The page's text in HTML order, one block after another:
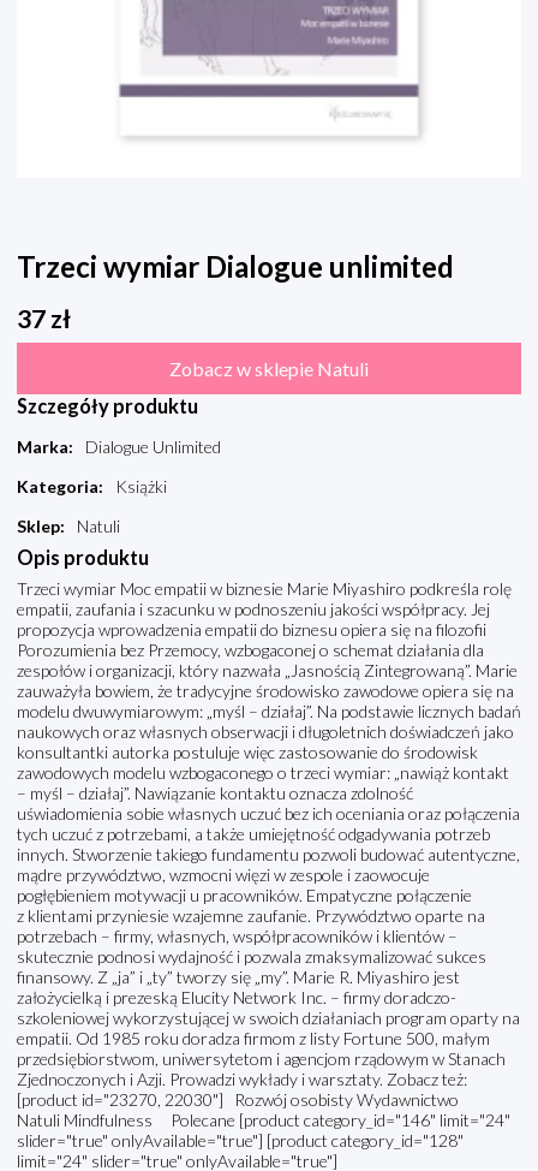
Trzeci wymiar Dialogue unlimited
37 zł
Zobacz w sklepie Natuli
Szczegóły produktu
Marka:
Dialogue Unlimited
Kategoria:
Książki
Sklep: Natuli
Opis produktu
Trzeci wymiar Moc empatii w biznesie Marie Miyashiro podkreśla rolę
empatii, zaufania i szacunku w podnoszeniu jakości współpracy. Jej
propozycja wprowadzenia empatii do biznesu opiera się na filozofii
Porozumienia bez Przemocy, wzbogaconej o schemat działania dla
zespołów i organizacji, który nazwała „Jasnością Zintegrowaną”. Marie
zauważyła bowiem, że tradycyjne środowisko zawodowe opiera się na
modelu dwuwymiarowym: „myśl – działaj”. Na podstawie licznych badań
naukowych oraz własnych obserwacji i długoletnich doświadczeń jako
konsultantki autorka postuluje więc zastosowanie do środowisk
zawodowych modelu wzbogaconego o trzeci wymiar: „nawiąż kontakt
– myśl – działaj”. Nawiązanie kontaktu oznacza zdolność
uświadomienia sobie własnych uczuć bez ich oceniania oraz połączenia
tych uczuć z potrzebami, a także umiejętność odgadywania potrzeb
innych. Stworzenie takiego fundamentu pozwoli budować autentyczne,
mądre przywództwo, wzmocni więzi w zespole i zaowocuje
pogłębieniem motywacji u pracowników. Empatyczne połączenie
z klientami przyniesie wzajemne zaufanie. Przywództwo oparte na
potrzebach – firmy, własnych, współpracowników i klientów –
skutecznie podnosi wydajność i pozwala zmaksymalizować sukces
finansowy. Z „ja” i „ty” tworzy się „my”. Marie R. Miyashiro jest
założycielką i prezeską Elucity Network Inc. – firmy doradczo-
szkoleniowej wykorzystującej w swoich działaniach program oparty na
empatii. Od 1985 roku doradza firmom z listy Fortune 500, małym
przedsiębiorstwom, uniwersytetom i agencjom rządowym w Stanach
Zjednoczonych i Azji. Prowadzi wykłady i warsztaty. Zobacz też:
[product id="23270, 22030"] Rozwój osobisty Wydawnictwo
Natuli Mindfulness Polecane [product category_id="146" limit="24"
slider="true" onlyAvailable="true"] [product category_id="128"
limit="24" slider="true" onlyAvailable="true"]